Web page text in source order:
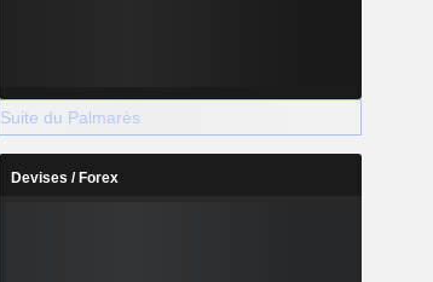
Suite du Palmarès
Devises / Forex